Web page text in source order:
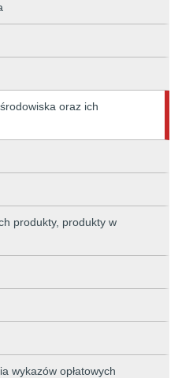
oraz ich
produkty, produkty w
wykazów opłatowych